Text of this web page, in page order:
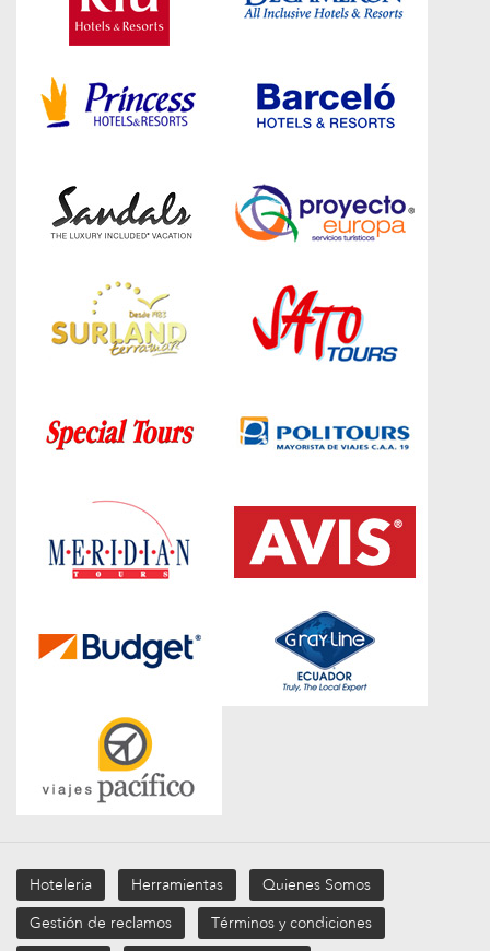
Hoteleria Herramientas Quienes Somos
Gestión de reclamos Términos y condiciones